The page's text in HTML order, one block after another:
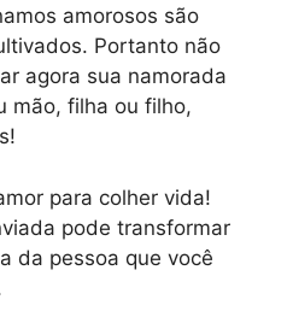
amorosos são
Portanto não
agora sua namorada
mão, filha ou filho,
para colher vida!
pode transformar
da pessoa que você